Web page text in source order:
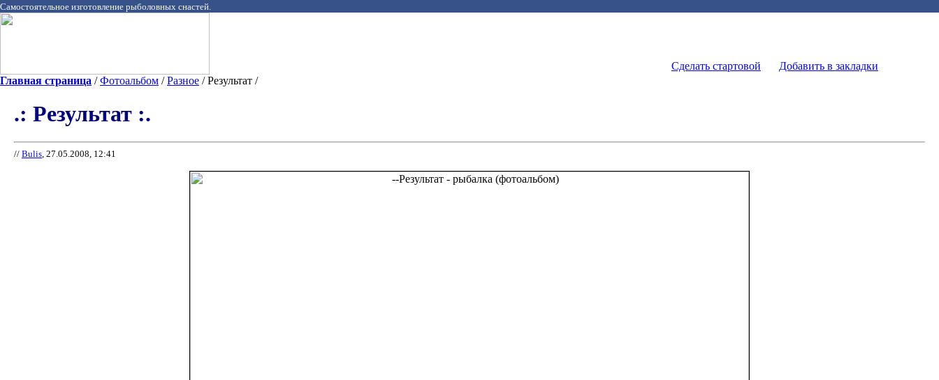
Самостоятельное изготовление рыболовных снастей.
Сделать стартовой
Добавить в закладки
Главная страница /Фотоальбом /Разное / Результат /
.: Результат :.
// Bulis, 27.05.2008, 12:41